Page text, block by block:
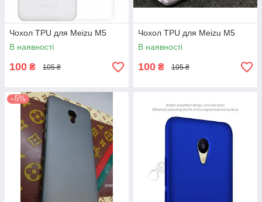
Чохол TPU для Meizu M5
В наявності
100 ₴ 105 ₴
Чохол TPU для Meizu M5
В наявності
100 ₴ 105 ₴
–5%